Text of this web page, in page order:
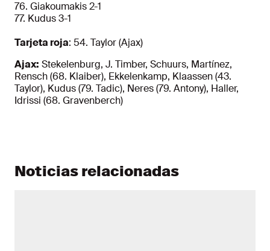
76. Giakoumakis 2-1
77. Kudus 3-1
Tarjeta roja: 54. Taylor (Ajax)
Ajax: Stekelenburg, J. Timber, Schuurs, Martínez,
Rensch (68. Klaiber), Ekkelenkamp, Klaassen (43.
Taylor), Kudus (79. Tadic), Neres (79. Antony), Haller,
Idrissi (68. Gravenberch)
Noticias relacionadas